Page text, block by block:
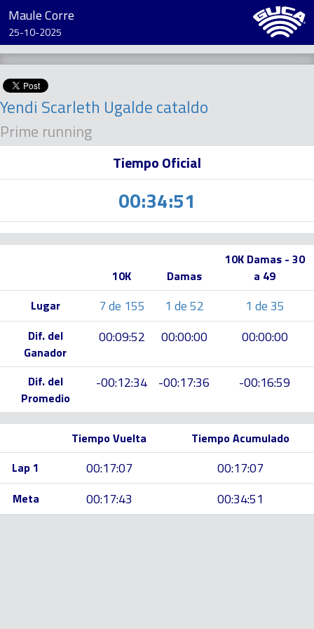
Maule Corre
25-10-2025
Yendi Scarleth Ugalde cataldo
Prime running
Tiempo Oficial
00:34:51
10K Damas
10K Damas - 30
a 49
Lugar
7 de 155 1 de 52 1 de 35
Dif. del
Ganador
00:09:52 00:00:00 00:00:00
Dif. del
Promedio
-00:12:34 -00:17:36 -00:16:59
Tiempo Vuelta
Tiempo Acumulado
Lap 1
00:17:07 00:17:07
Meta 00:17:43 00:34:51